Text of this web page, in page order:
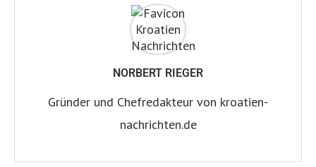
NORBERT RIEGER
Gründer und Chefredakteur von kroatien-
nachrichten.de